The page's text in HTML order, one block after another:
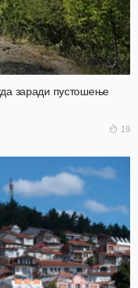
заради пустошење
19